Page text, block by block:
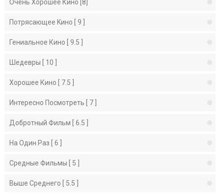
Очень Хорошее Кино [8]
Потрясающее Kино [ 9 ]
Гениальное Кино [ 9.5 ]
Шедевры [ 10 ]
Хорошее Кино [ 7.5 ]
Интересно Посмотреть [ 7 ]
Добротный Фильм [ 6.5 ]
На Один Раз [ 6 ]
Средные Фильмы [ 5 ]
Выше Среднего [ 5.5 ]